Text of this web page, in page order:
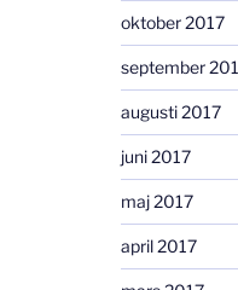
oktober 2017
september
augusti 2017
juni 2017
maj 2017
april 2017